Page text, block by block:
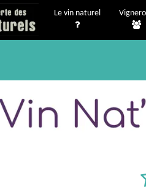
Le vin naturel